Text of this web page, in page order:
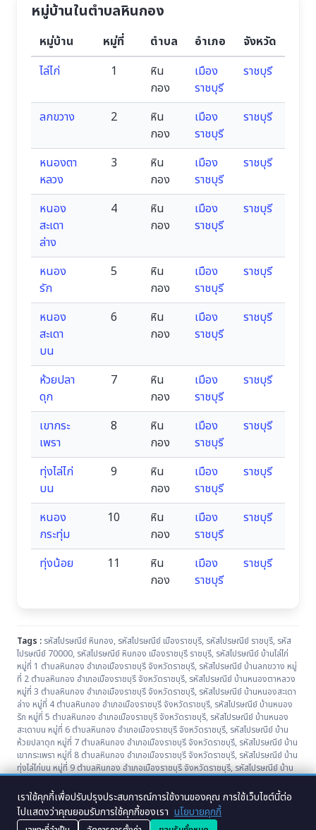
หมู่บ้านในตำบลหินกอง
หมู่บ้าน หมู่ที่ ตำบล อำเภอ
จังหวัด
ไล่ไก่
1
หิน
กอง
เมือง
ราชบุรี
ราชบุรี
ลกขวาง 2
หิน
กอง
เมือง
ราชบุรี
ราชบุรี
หนองตา
หลวง
3
หิน
กอง
เมือง
ราชบุรี
ราชบุรี
หนอง
สะเดา
ล่าง
4
หิน
กอง
เมือง
ราชบุรี
ราชบุรี
หนอง
รัก
5
หิน
กอง
เมือง
ราชบุรี
ราชบุรี
หนอง
สะเดา
บน
6
หิน
กอง
เมือง
ราชบุรี
ราชบุรี
ห้วยปลา
ดุก
7
หิน
กอง
เมือง
ราชบุรี
ราชบุรี
เขากระ
เพรา
8
หิน
กอง
เมือง
ราชบุรี
ราชบุรี
ทุ่งไล่ไก่
บน
9
หิน
กอง
เมือง
ราชบุรี
ราชบุรี
หนอง
กระทุ่ม
10
หิน
กอง
เมือง
ราชบุรี
ราชบุรี
ทุ่งน้อย 11
หิน
กอง
เมือง
ราชบุรี
ราชบุรี
Tags : รหัสไปรษณีย์ หินกอง, รหัสไปรษณีย์ เมืองราชบุรี, รหัสไปรษณีย์ ราชบุรี, รหัส
ไปรษณีย์ 70000, รหัสไปรษณีย์ หินกอง เมืองราชบุรี ราชบุรี, รหัสไปรษณีย์ บ้านไล่ไก่
หมู่ที่ 1 ตำบลหินกอง อำเภอเมืองราชบุรี จังหวัดราชบุรี, รหัสไปรษณีย์ บ้านลกขวาง หมู่
ที่ 2 ตำบลหินกอง อำเภอเมืองราชบุรี จังหวัดราชบุรี, รหัสไปรษณีย์ บ้านหนองตาหลวง
หมู่ที่ 3 ตำบลหินกอง อำเภอเมืองราชบุรี จังหวัดราชบุรี, รหัสไปรษณีย์ บ้านหนองสะเดา
ล่าง หมู่ที่ 4 ตำบลหินกอง อำเภอเมืองราชบุรี จังหวัดราชบุรี, รหัสไปรษณีย์ บ้านหนอง
รัก หมู่ที่ 5 ตำบลหินกอง อำเภอเมืองราชบุรี จังหวัดราชบุรี, รหัสไปรษณีย์ บ้านหนอง
สะเดาบน หมู่ที่ 6 ตำบลหินกอง อำเภอเมืองราชบุรี จังหวัดราชบุรี, รหัสไปรษณีย์ บ้าน
ห้วยปลาดุก หมู่ที่ 7 ตำบลหินกอง อำเภอเมืองราชบุรี จังหวัดราชบุรี, รหัสไปรษณีย์ บ้าน
เขากระเพรา หมู่ที่ 8 ตำบลหินกอง อำเภอเมืองราชบุรี จังหวัดราชบุรี, รหัสไปรษณีย์ บ้าน
ทุ่งไล่ไก่บน หมู่ที่ 9 ตำบลหินกอง อำเภอเมืองราชบุรี จังหวัดราชบุรี,รหัสไปรษณีย์ บ้าน
บ้านทุ่งน้อย หมู่ที่ 11 ตำบลหินกอง อำเภอเมืองราชบุรี จังหวัดราชบุรี
เราใช้คุกกี้เพื่อปรับปรุงประสบการณ์การใช้งานของคุณ การใช้เว็บไซต์นี้ต่อ
ไปแสดงว่าคุณยอมรับการใช้คุกกี้ของเรา นโยบายคุกกี้